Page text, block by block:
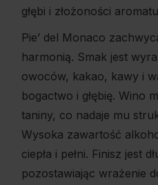
głębi i złożoności
Pie’ del Monaco
harmonią. Smak jest
owoców, kakao, kawy i
bogactwo i głębię. Wino
taniny, co nadaje mu
Wysoka zawartość
ciepła i pełni. Finisz jest
pozostawiając wrażenie